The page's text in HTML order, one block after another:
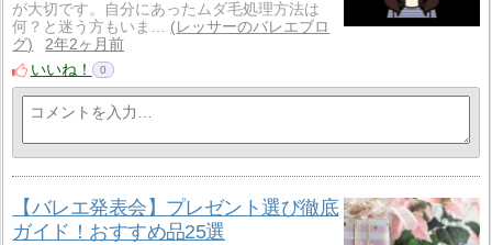
が大切です。自分にあったムダ毛処理方法は
何？と迷う方もいま…
レッサーのバレエブロ
グ
2年2ヶ月前
いいね！
0
【バレエ発表会】プレゼント選び徹底
ガイド！おすすめ品25選